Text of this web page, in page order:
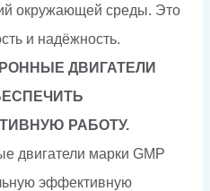
окружающей среды. Это
и надёжность.
ДВИГАТЕЛИ
РАБОТУ.
двигатели марки GMP
эффективную